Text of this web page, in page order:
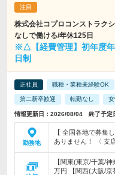
株式会社コプロコンストラク
なしで働ける/年休125日
※△【経費管理】初年度
日制
正社員 職種・業種未経験OK
第二新卒歓迎 転勤なし
情報更新日：2026/08/04 終了予定
勤務地
【 全国各地で募集
ありません！ 〈 支
【関東(東京/千葉/
万円 【関西(大阪/京